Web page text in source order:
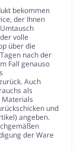
bekommen
der Ihnen
volle
über die
nach der
Fall genauso
Auch
als
und
angeben.
der Ware